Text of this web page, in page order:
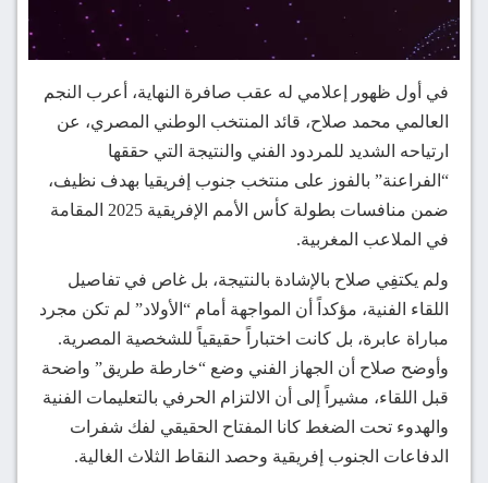
في أول ظهور إعلامي له عقب صافرة النهاية، أعرب النجم
العالمي محمد صلاح، قائد المنتخب الوطني المصري، عن
ارتياحه الشديد للمردود الفني والنتيجة التي حققها
“الفراعنة” بالفوز على منتخب جنوب إفريقيا بهدف نظيف،
ضمن منافسات بطولة كأس الأمم الإفريقية 2025 المقامة
في الملاعب المغربية.
ولم يكتفِي صلاح بالإشادة بالنتيجة، بل غاص في تفاصيل
اللقاء الفنية، مؤكداً أن المواجهة أمام “الأولاد” لم تكن مجرد
مباراة عابرة، بل كانت اختباراً حقيقياً للشخصية المصرية.
وأوضح صلاح أن الجهاز الفني وضع “خارطة طريق” واضحة
قبل اللقاء، مشيراً إلى أن الالتزام الحرفي بالتعليمات الفنية
والهدوء تحت الضغط كانا المفتاح الحقيقي لفك شفرات
الدفاعات الجنوب إفريقية وحصد النقاط الثلاث الغالية.